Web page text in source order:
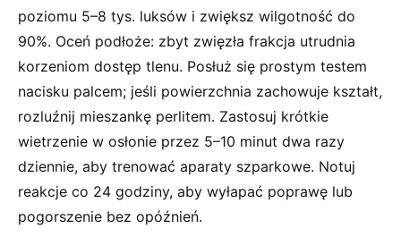
poziomu 5–8 tys. luksów i zwiększ wilgotność do
90%. Oceń podłoże: zbyt zwięzła frakcja utrudnia
korzeniom dostęp tlenu. Posłuż się prostym testem
nacisku palcem; jeśli powierzchnia zachowuje kształt,
rozluźnij mieszankę perlitem. Zastosuj krótkie
wietrzenie w osłonie przez 5–10 minut dwa razy
dziennie, aby trenować aparaty szparkowe. Notuj
reakcje co 24 godziny, aby wyłapać poprawę lub
pogorszenie bez opóźnień.